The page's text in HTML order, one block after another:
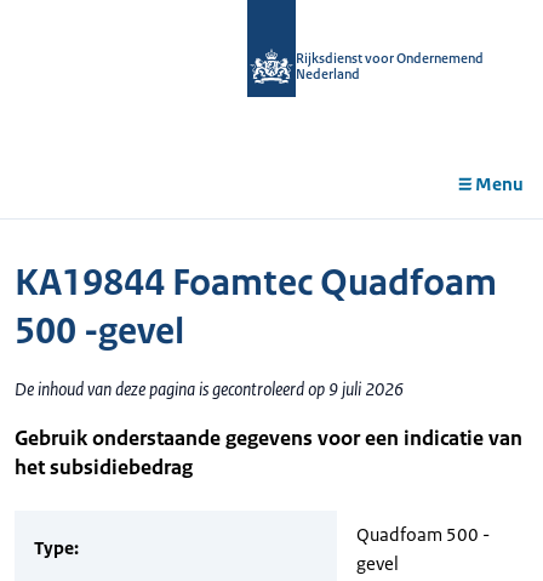
Rijksdienst voor Ondernemend
Nederland
Menu
KA19844 Foamtec Quadfoam
500 -gevel
De inhoud van deze pagina is gecontroleerd op 9 juli 2026
Gebruik onderstaande gegevens voor een indicatie van
het subsidiebedrag
Type:
Quadfoam 500 -
gevel